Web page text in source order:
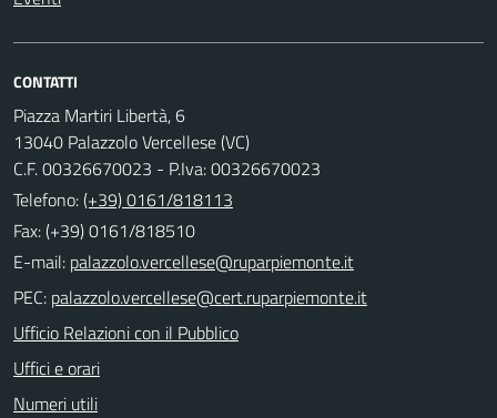
CONTATTI
Piazza Martiri Libertà, 6
13040 Palazzolo Vercellese (VC)
C.F. 00326670023 - P.Iva: 00326670023
Telefono:(+39) 0161/818113
Fax: (+39) 0161/818510
E-mail:
PEC:
Ufficio Relazioni con il Pubblico
Uffici e orari
Numeri utili